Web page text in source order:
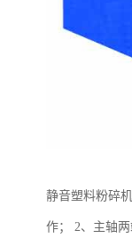
静音塑料粉碎
作； 2、主轴